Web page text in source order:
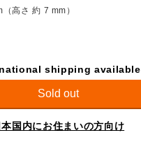
高さ 約 7 mm）
shipping available
Sold out
本国内にお住まいの方向け